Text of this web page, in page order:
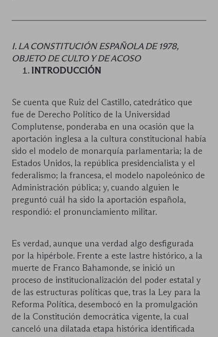
I. LA CONSTITUCIÓN ESPAÑOLA DE 1978,
OBJETO DE CULTO Y DE ACOSO
INTRODUCCIÓN
Se cuenta que Ruiz del Castillo, catedrático que
fue de Derecho Político de la Universidad
Complutense, ponderaba en una ocasión que la
aportación inglesa a la cultura constitucional había
sido el modelo de monarquía parlamentaria; la de
Estados Unidos, la república presidencialista y el
federalismo; la francesa, el modelo napoleónico de
Administración pública; y, cuando alguien le
preguntó cuál ha sido la aportación española,
respondió: el pronunciamiento militar.
Es verdad, aunque una verdad algo desfigurada
por la hipérbole. Frente a este lastre histórico, a la
muerte de Franco Bahamonde, se inició un
proceso de institucionalización del poder estatal y
de las estructuras políticas que, tras la Ley para la
Reforma Política, desembocó en la promulgación
de la Constitución democrática vigente, la cual
canceló una dilatada etapa histórica identificada